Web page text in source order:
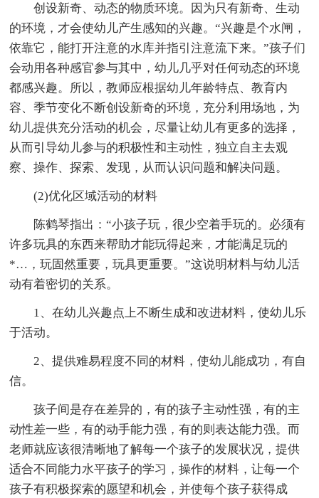
创设新奇、动态的物质环境。因为只有新奇、生动
的环境，才会使幼儿产生感知的兴趣。“兴趣是个水闸，
依靠它，能打开注意的水库并指引注意流下来。”孩子们
会动用各种感官参与其中，幼儿几乎对任何动态的环境
都感兴趣。所以，教师应根据幼儿年龄特点、教育内
容、季节变化不断创设新奇的环境，充分利用场地，为
幼儿提供充分活动的机会，尽量让幼儿有更多的选择，
从而引导幼儿参与的积极性和主动性，独立自主去观
察、操作、探索、发现，从而认识问题和解决问题。
(2)优化区域活动的材料
陈鹤琴指出：“小孩子玩，很少空着手玩的。必须有
许多玩具的东西来帮助才能玩得起来，才能满足玩的
*…，玩固然重要，玩具更重要。”这说明材料与幼儿活
动有着密切的关系。
1、在幼儿兴趣点上不断生成和改进材料，使幼儿乐
于活动。
2、提供难易程度不同的材料，使幼儿能成功，有自
信。
孩子间是存在差异的，有的孩子主动性强，有的主
动性差一些，有的动手能力强，有的则表达能力强。而
老师就应该很清晰地了解每一个孩子的发展状况，提供
适合不同能力水平孩子的学习，操作的材料，让每一个
孩子有积极探索的愿望和机会，并使每个孩子获得成